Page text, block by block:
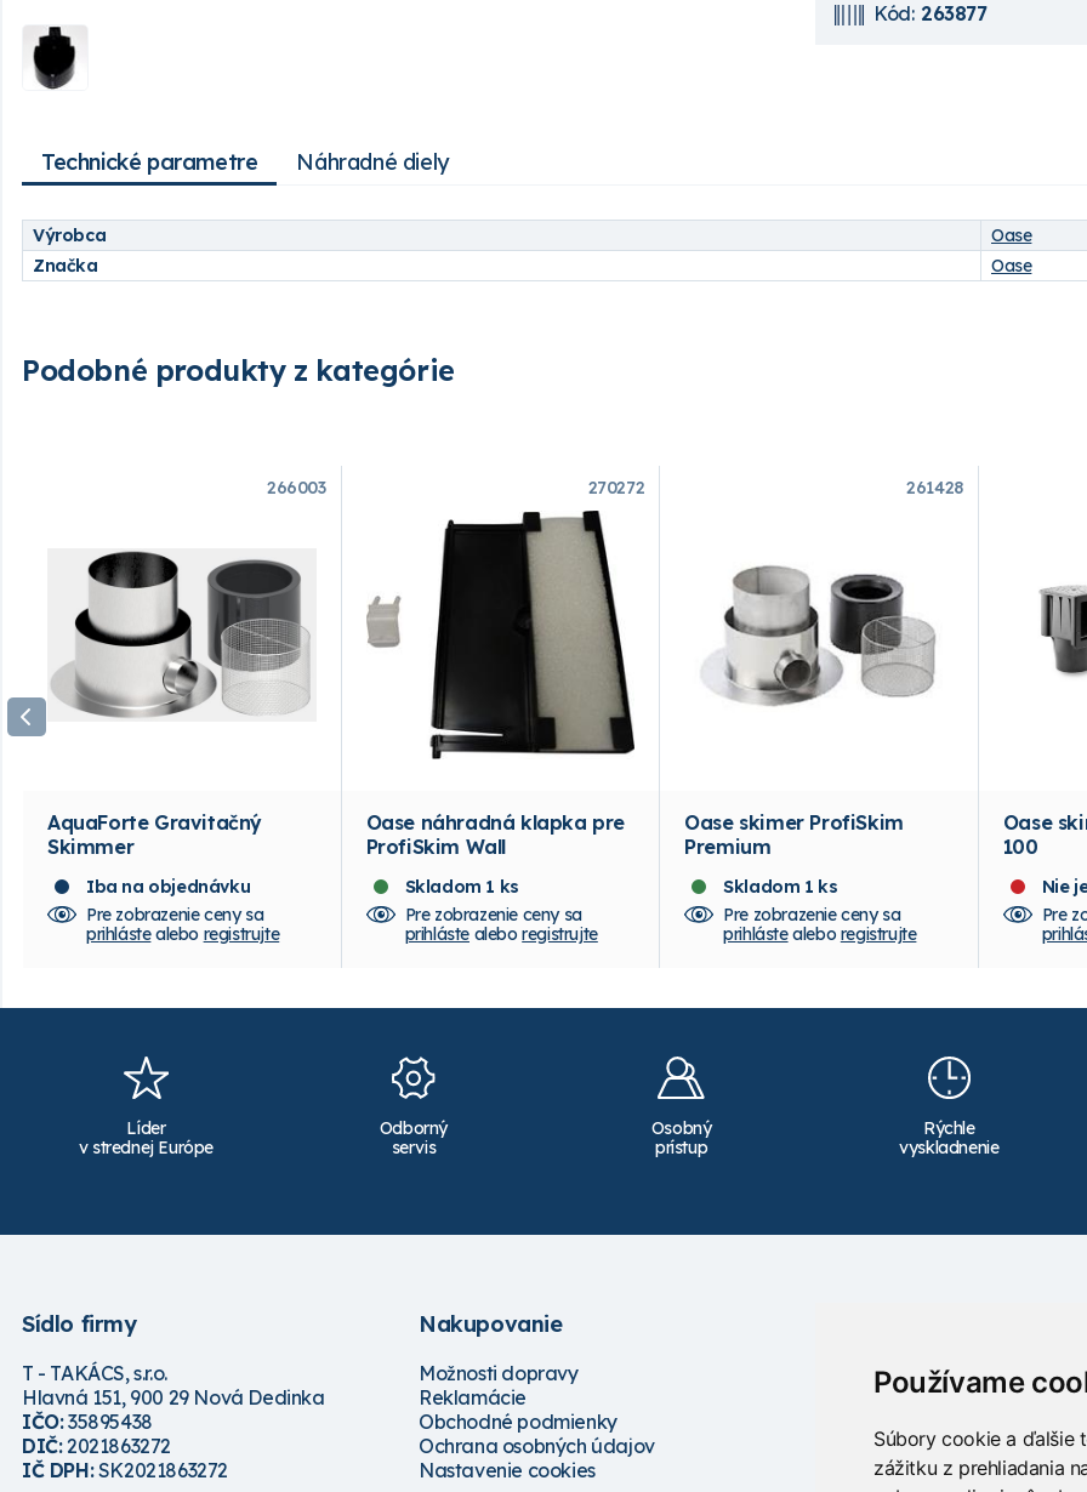
Používame
Súbory cookie a ďalšie
zážitku z prehliadania
Kód: 263877
Technické parametre
Výrobca
Oase
Značka
Oase
Náhradné diely
Podobné produkty z kategórie
266003
AquaForte Gravitačný
Skimmer
Iba na objednávku
Pre zobrazenie ceny sa
prihlástealebo registrujte
270272
Oase náhradná klapka pre
ProfiSkim Wall
Skladom 1 ks
Pre zobrazenie ceny sa
prihláste aleboregistrujte
261428
Oase skimer ProfiSkim
Premium
Skladom 1 ks
Pre zobrazenie ceny sa
prihlástealebo registrujte
Oase
100
Nie
Pre
Líder
v strednej Európe
Odborný
servis
Osobný
prístup
Rýchle
vyskladnenie
Sídlo firmy
T - TAKÁCS, s.r.o.
Hlavná 151, 900 29 Nová Dedinka
IČO:35895438
DIČ:2021863272
IČ DPH:SK2021863272
Nakupovanie
Možnosti dopravy
Reklamácie
Obchodné podmienky
Ochrana osobných údajov
Nastavenie cookies
Školenia
Poradenstvo